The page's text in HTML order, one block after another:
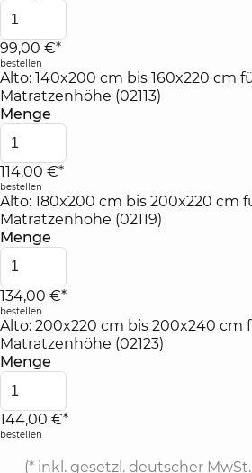
99,00 €*
bestellen
Alto: 140x200 cm bis 160x220 cm
Matratzenhöhe (02113)
Menge
114,00 €*
bestellen
Alto: 180x200 cm bis 200x220 cm
Matratzenhöhe (02119)
Menge
134,00 €*
bestellen
Alto: 200x220 cm bis 200x240 cm
Matratzenhöhe (02123)
Menge
144,00 €*
bestellen
(* inkl. gesetzl. deutscher MwSt.